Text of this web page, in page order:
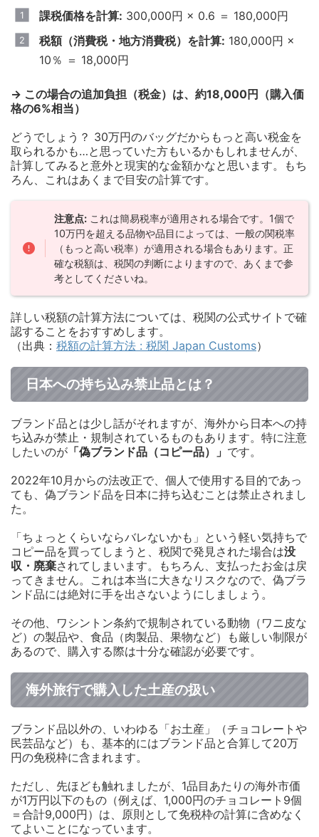
課税価格を計算: 300,000円 × 0.6 ＝ 180,000円
税額（消費税・地方消費税）を計算: 180,000円 ×
10％ ＝ 18,000円
→ この場合の追加負担（税金）は、約18,000円（購入価
格の6%相当）
どうでしょう？ 30万円のバッグだからもっと高い税金を
取られるかも…と思っていた方もいるかもしれませんが、
計算してみると意外と現実的な金額かなと思います。もち
ろん、これはあくまで目安の計算です。
注意点: これは簡易税率が適用される場合です。1個で
10万円を超える品物や品目によっては、一般の関税率
（もっと高い税率）が適用される場合もあります。正
確な税額は、税関の判断によりますので、あくまで参
考としてくださいね。
詳しい税額の計算方法については、税関の公式サイトで確
認することをおすすめします。
（出典： 税額の計算方法 : 税関 Japan Customs）
日本への持ち込み禁止品とは？
ブランド品とは少し話がそれますが、海外から日本への持
ち込みが禁止・規制されているものもあります。特に注意
したいのが 「偽ブランド品（コピー品）」 です。
2022年10月からの法改正で、個人で使用する目的であっ
ても、偽ブランド品を日本に持ち込むことは禁止されまし
た。
「ちょっとくらいならバレないかも」という軽い気持ちで
コピー品を買ってしまうと、税関で発見された場合は没
収・廃棄されてしまいます。もちろん、支払ったお金は戻
ってきません。これは本当に大きなリスクなので、偽ブラ
ンド品には絶対に手を出さないようにしましょう。
その他、ワシントン条約で規制されている動物（ワニ皮な
ど）の製品や、食品（肉製品、果物など）も厳しい制限が
あるので、購入する際は十分な確認が必要です。
海外旅行で購入した土産の扱い
ブランド品以外の、いわゆる「お土産」（チョコレートや
民芸品など）も、基本的にはブランド品と合算して20万
円の免税枠に含まれます。
ただし、先ほども触れましたが、1品目あたりの海外市価
が1万円以下のもの（例えば、1,000円のチョコレート9個
＝合計9,000円）は、原則として免税枠の計算に含めなく
てよいことになっています。